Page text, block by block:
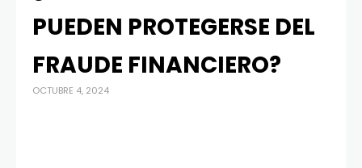
PUEDEN PROTEGERSE DEL
FRAUDE FINANCIERO?
OCTUBRE 4, 2024